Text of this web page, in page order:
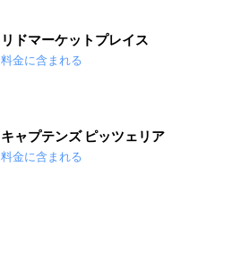
リドマーケットプレイス
料金に含まれる
キャプテンズ ピッツェリア
料金に含まれる